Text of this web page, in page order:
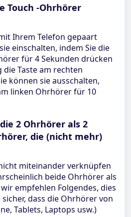
Touch -Ohrhörer
Ihrem Telefon gepaart
einschalten, indem Sie die
für 4 Sekunden drücken
die Taste am rechten
können sie ausschalten,
linken Ohrhörer für 10
2 Ohrhörer als 2
die (nicht mehr)
miteinander verknüpfen
beide Ohrhörer als
empfehlen Folgendes, dies
sicher, dass die Ohrhörer von
Tablets, Laptops usw.)